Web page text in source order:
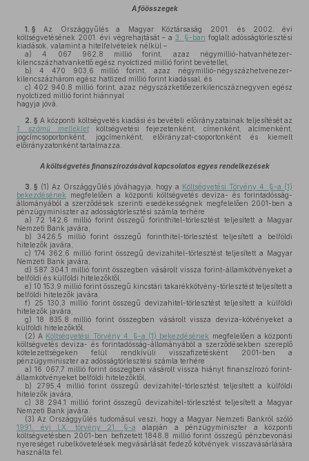
A főösszegek
1. § Az Országgyűlés a Magyar Köztársaság 2001. és 2002. évi
költségvetésének 2001. évi végrehajtását – a 3. §-ban foglalt adósságtörlesztési
kiadások, valamint a hitelfelvételek nélkül –
a) 4 067 962,8 millió forint, azaz négymillió-hatvanhétezer-
kilencszázhatvankettő egész nyolctized millió forint bevétellel,
b) 4 470 903,6 millió forint, azaz négymillió-négyszázhetvenezer-
kilencszázhárom egész hattized millió forint kiadással, és
c) 402 940,8 millió forint, azaz négyszázkettőezerkilencszáznegyven egész
nyolctized millió forint hiánnyal
hagyja jóvá.
2. § A központi költségvetés kiadási és bevételi előirányzatainak teljesítését az
1. számú mellékletköltségvetési fejezetenként, címenként, alcímenként,
jogcímcsoportonként, jogcímenként, előirányzat-csoportonként és kiemelt
előirányzatonként tartalmazza.
A költségvetés finanszírozásával kapcsolatos egyes rendelkezések
3. § (1) Az Országgyűlés jóváhagyja, hogy a Költségvetési Törvény 4. §-a (1)
bekezdésének megfelelően a központi költségvetés deviza- és forintadósság-
állományából a szerződések szerinti esedékességnek megfelelően 2001-ben a
pénzügyminiszter az adósságtörlesztési számla terhére
a) 72 142,6 millió forint összegű forinthitel-törlesztést teljesített a Magyar
Nemzeti Bank javára,
b) 3426,5 millió forint összegű forinthitel-törlesztést teljesített a belföldi
hitelezők javára,
c) 174 362,6 millió forint összegű devizahitel-törlesztést teljesített a Magyar
Nemzeti Bank javára,
d) 587 304,1 millió forint összegben vásárolt vissza forint-államkötvényeket a
belföldi és külföldi hitelezőktől,
e) 10 153,9 millió forint összegű kincstári takarékkötvény-törlesztést teljesített a
belföldi hitelezők javára,
f) 25 130,3 millió forint összegű devizahitel-törlesztést teljesített a külföldi
hitelezők javára,
g) 18 835,8 millió forint összegben vásárolt vissza deviza-kötvényeket a
külföldi hitelezőktől.
(2) A Költségvetési Törvény 4. §-a (1) bekezdésének megfelelően a központi
költségvetés deviza- és forintadósság-állományából a szerződésekben szereplő
kötelezettségeken felül rendkívüli visszafizetésként 2001-ben a
pénzügyminiszter az adósságtörlesztési számla terhére
a) 16 067,7 millió forint összegben vásárolt vissza hiányt finanszírozó forint-
államkötvényeket belföldi hitelezőktől,
b) 2795,4 millió forint összegű devizahitel-törlesztést teljesített a külföldi
hitelezők javára,
c) 38 294,1 millió forint összegű devizahitel-törlesztést teljesített a Magyar
Nemzeti Bank javára.
(3) Az Országgyűlés tudomásul veszi, hogy a Magyar Nemzeti Bankról szóló
1991. évi LX. törvény 21. §-a alapján a pénzügyminiszter a központi
költségvetésben 2001-ben befizetett 1848,8 millió forint összegű pénzbevonási
nyereséget rubelkövetelések megvásárlását fedező kötvények visszavásárlására
használta fel.